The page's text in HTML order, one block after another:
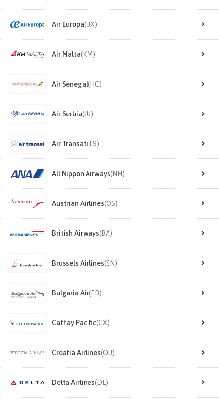
Air Europa(UX)
Air Malta(KM)
Air Senegal(HC)
Air Serbia(JU)
Air Transat(TS)
All Nippon Airways(NH)
Austrian Airlines(OS)
British Airways(BA)
Brussels Airlines(SN)
Bulgaria Air(FB)
Cathay Pacific(CX)
Croatia Airlines(OU)
Delta Airlines(DL)